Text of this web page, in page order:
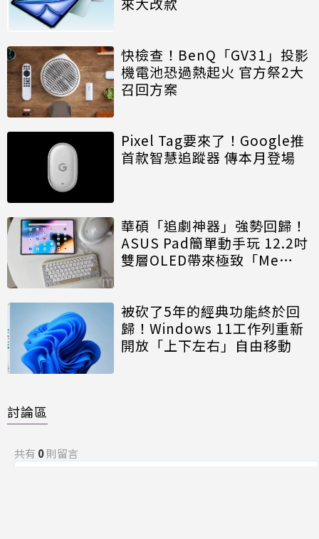
快檢查！BenQ「GV31」投影
機電池恐過熱起火 官方祭2大
召回方案
Pixel Tag要來了！Google推
首款智慧追蹤器 傳本月登場
華碩「追劇神器」強勢回歸！
ASUS Pad簡單動手玩 12.2吋
雙層OLED帶來極致「Me
被砍了5年的經典功能終於回
歸！Windows 11工作列重新
開放「上下左右」自由移動
討論區
共有 0則留言